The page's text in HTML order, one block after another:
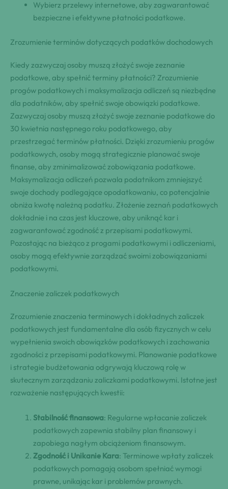
Wybierz przelewy internetowe, aby zagwarantować
bezpieczne i efektywne płatności podatkowe.
Zrozumienie terminów dotyczących podatków dochodowych
Kiedy zazwyczaj osoby muszą złożyć swoje zeznanie
podatkowe, aby spełnić terminy płatności? Zrozumienie
progów podatkowych i maksymalizacja odliczeń są niezbędne
dla podatników, aby spełnić swoje obowiązki podatkowe.
Zazwyczaj osoby muszą złożyć swoje zeznanie podatkowe do
30 kwietnia następnego roku podatkowego, aby
przestrzegać terminów płatności. Dzięki zrozumieniu progów
podatkowych, osoby mogą strategicznie planować swoje
finanse, aby zminimalizować zobowiązania podatkowe.
Maksymalizacja odliczeń pozwala podatnikom zmniejszyć
swoje dochody podlegające opodatkowaniu, co potencjalnie
obniża kwotę należną podatku. Złożenie zeznań podatkowych
dokładnie i na czas jest kluczowe, aby uniknąć kar i
zagwarantować zgodność z przepisami podatkowymi.
Pozostając na bieżąco z progami podatkowymi i odliczeniami,
osoby mogą efektywnie zarządzać swoimi zobowiązaniami
podatkowymi.
Znaczenie zaliczek podatkowych
Zrozumienie znaczenia terminowych i dokładnych zaliczek
podatkowych jest fundamentalne dla osób fizycznych w celu
wypełnienia swoich obowiązków podatkowych i zachowania
zgodności z przepisami podatkowymi. Planowanie podatkowe
i strategie budżetowania odgrywają kluczową rolę w
skutecznym zarządzaniu zaliczkami podatkowymi. Istotne jest
rozważenie następujących kwestii:
Stabilność finansowa: Regularne wpłacanie zaliczek
podatkowych zapewnia stabilny plan finansowy i
zapobiega nagłym obciążeniom finansowym.
Zgodność i Unikanie Kara: Terminowe wpłaty zaliczek
podatkowych pomagają osobom spełniać wymogi
prawne, unikając kar i problemów prawnych.